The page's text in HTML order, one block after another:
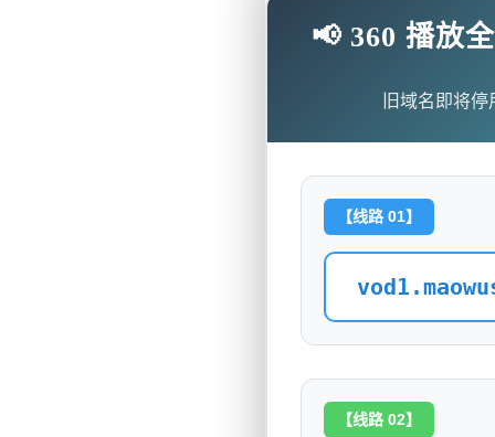
📢 360 播放
旧域名即将
【线路 01】
【线路 02】